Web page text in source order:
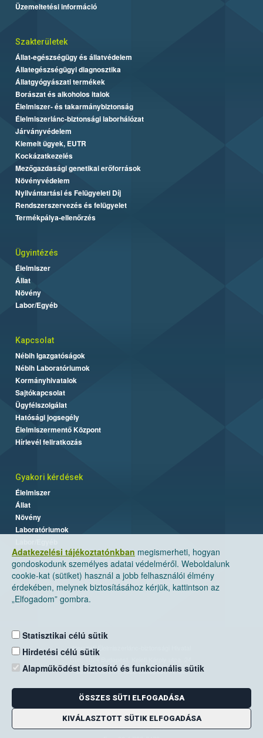
Adatkezelési tájékoztatónkban megismerheti, hogyan
gondoskodunk személyes adatai védelméről. Weboldalunk
cookie-kat (sütiket) használ a jobb felhasználói élmény
érdekében, melynek biztosításához kérjük, kattintson az
„Elfogadom” gombra.
Statisztikai célú sütik
Hirdetési célú sütik
Alapműködést biztosító és funkcionális sütik
ÖSSZES SÜTI ELFOGADÁSA
KIVÁLASZTOTT SÜTIK ELFOGADÁSA
Üzemeltetési információ
Szakterületek
Állat-egészségügy és állatvédelem
Állategészségügyi diagnosztika
Állatgyógyászati termékek
Borászat és alkoholos italok
Élelmiszer- és takarmánybiztonság
Élelmiszerlánc-biztonsági laborhálózat
Járványvédelem
Kiemelt ügyek, EUTR
Kockázatkezelés
Mezőgazdasági genetikai erőforrások
Növényvédelem
Nyilvántartási és Felügyeleti Díj
Rendszerszervezés és felügyelet
Termékpálya-ellenőrzés
Ügyintézés
Élelmiszer
Állat
Növény
Labor/Egyéb
Kapcsolat
Nébih Igazgatóságok
Nébih Laboratóriumok
Kormányhivatalok
Sajtókapcsolat
Ügyfélszolgálat
Hatósági jogsegély
Élelmiszermentő Központ
Hírlevél feliratkozás
Gyakori kérdések
Élelmiszer
Állat
Növény
Laboratóriumok
Nemzeti Élelmiszerlánc-biztonsági Hivatal
Levelezési cím: 1525 Budapest. Pf. 30.
E-mail:ugyfelszolgalat@nebih.gov.hu
Zöld szám: 06-80/263-244
Telefon: 06-1/ 336-9000